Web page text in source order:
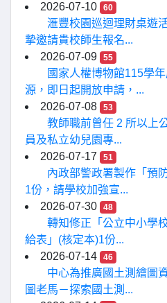
2026-07-10
60
滙豐校園巡迴理財桌遊
摯邀請貴校師生報名...
2026-07-09
55
國家人權博物館115學
源，即日起開放申請，...
2026-07-08
53
教師職前曾任 2 所以上
員及私立幼兒園專...
2026-07-17
51
內政部警政署製作「預
1份，請學校加強宣...
2026-07-30
48
轉知修正「公立中小學
給表」(核定本)1份...
2026-07-14
46
中心為推廣國土測繪圖
圖老馬－探索國土測...